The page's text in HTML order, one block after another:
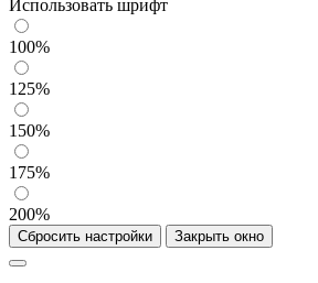
Использовать шрифт
100%
125%
150%
175%
200%
Сбросить настройки Закрыть окно